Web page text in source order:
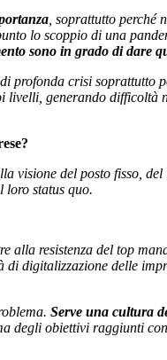
, soprattutto perché
lo scoppio di una
sono in grado di dare
profonda crisi
livelli, generando difficoltà
visione del posto fisso,
loro status quo.
alla resistenza del top
digitalizzazione delle
Serve una cultura
obiettivi raggiunti